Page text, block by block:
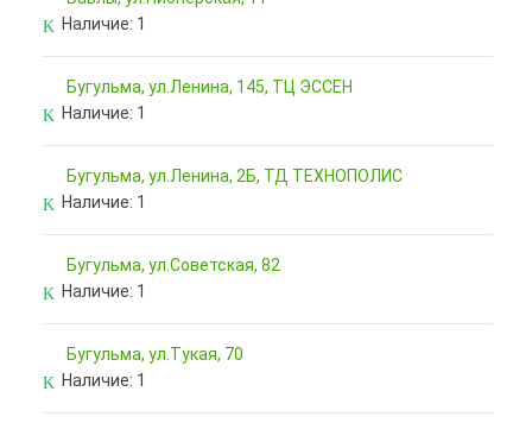
Наличие: 1
Бугульма, ул.Ленина, 145, ТЦ ЭССЕН
Наличие: 1
Бугульма, ул.Ленина, 2Б, ТД ТЕХНОПОЛИС
Наличие: 1
Бугульма, ул.Советская, 82
Наличие: 1
Бугульма, ул.Тукая, 70
Наличие: 1